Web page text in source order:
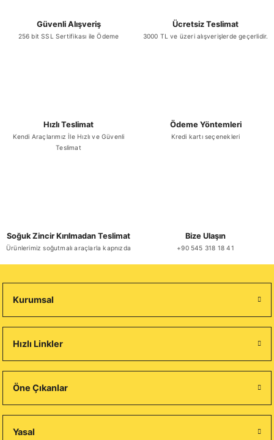
Güvenli Alışveriş
256 bit SSL Sertifikası ile Ödeme
Ücretsiz Teslimat
3000 TL ve üzeri alışverişlerde geçerlidir.
Hızlı Teslimat
Kendi Araçlarımız İle Hızlı ve Güvenli
Teslimat
Ödeme Yöntemleri
Kredi kartı seçenekleri
Soğuk Zincir Kırılmadan Teslimat
Ürünlerimiz soğutmalı araçlarla kapnızda
Bize Ulaşın
+90 545 318 18 41
Kurumsal
Hızlı Linkler
Öne Çıkanlar
Yasal